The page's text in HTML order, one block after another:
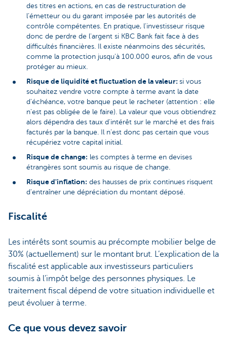
des titres en actions, en cas de restructuration de
l’émetteur ou du garant imposée par les autorités de
contrôle compétentes. En pratique, l'investisseur risque
donc de perdre de l'argent si KBC Bank fait face à des
difficultés financières. Il existe néanmoins des sécurités,
comme la protection jusqu'à 100.000 euros, afin de vous
protéger au mieux.
Risque de liquidité et fluctuation de la valeur: si vous
souhaitez vendre votre compte à terme avant la date
d'échéance, votre banque peut le racheter (attention : elle
n'est pas obligée de le faire). La valeur que vous obtiendrez
alors dépendra des taux d'intérêt sur le marché et des frais
facturés par la banque. Il n'est donc pas certain que vous
récupériez votre capital initial.
Risque de change: les comptes à terme en devises
étrangères sont soumis au risque de change.
Risque d'inflation: des hausses de prix continues risquent
d'entraîner une dépréciation du montant déposé.
Fiscalité
Les intérêts sont soumis au précompte mobilier belge de
30% (actuellement) sur le montant brut. L’explication de la
fiscalité est applicable aux investisseurs particuliers
soumis à l’impôt belge des personnes physiques. Le
traitement fiscal dépend de votre situation individuelle et
peut évoluer à terme.
Ce que vous devez savoir